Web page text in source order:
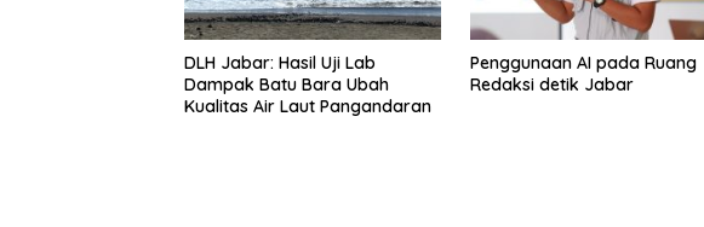
DLH Jabar: Hasil Uji Lab
Dampak Batu Bara Ubah
Kualitas Air Laut Pangandaran
Penggunaan AI pada Ruang
Redaksi detik Jabar